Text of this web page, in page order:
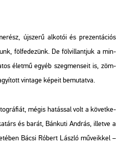
új­sze­rű al­ko­tói és pre­zen­tá­ci­ós
föl­fe­de­zünk. De föl­vil­lant­juk a min­
élet­mű egyéb szeg­men­se­it is, zöm­
vin­tage ké­pe­it be­mu­tat­va.
mégis ha­tás­sal volt a kö­vet­ke­
és barát, Bán­ku­ti And­rás, il­let­ve a
Bácsi Ró­bert Lász­ló mű­ve­ik­kel –